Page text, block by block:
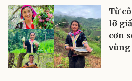
Từ
lỡ
cơn
vùng